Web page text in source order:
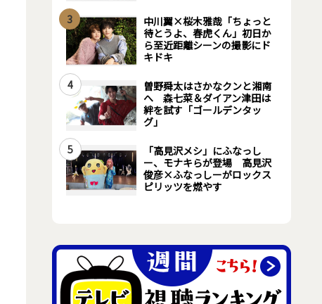
3
中川翼×桜木雅哉「ちょっと
待とうよ、春虎くん」初日か
ら至近距離シーンの撮影にド
キドキ
4
曽野舜太はさかなクンと湘南
へ 森七菜＆ダイアン津田は
絆を試す「ゴールデンタッ
グ」
5
「高見沢メシ」にふなっし
ー、モナキらが登場 高見沢
俊彦×ふなっしーがロックス
ピリッツを燃やす